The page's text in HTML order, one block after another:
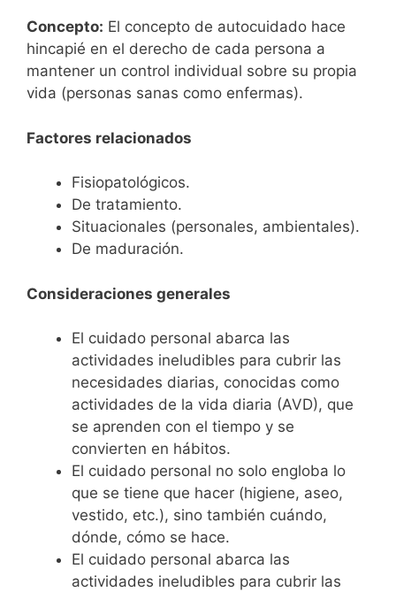
Concepto: El concepto de autocuidado hace
hincapié en el derecho de cada persona a
mantener un control individual sobre su propia
vida (personas sanas como enfermas).
Factores relacionados
Fisiopatológicos.
De tratamiento.
Situacionales (personales, ambientales).
De maduración.
Consideraciones generales
El cuidado personal abarca las
actividades ineludibles para cubrir las
necesidades diarias, conocidas como
actividades de la vida diaria (AVD), que
se aprenden con el tiempo y se
convierten en hábitos.
El cuidado personal no solo engloba lo
que se tiene que hacer (higiene, aseo,
vestido, etc.), sino también cuándo,
dónde, cómo se hace.
El cuidado personal abarca las
actividades ineludibles para cubrir las